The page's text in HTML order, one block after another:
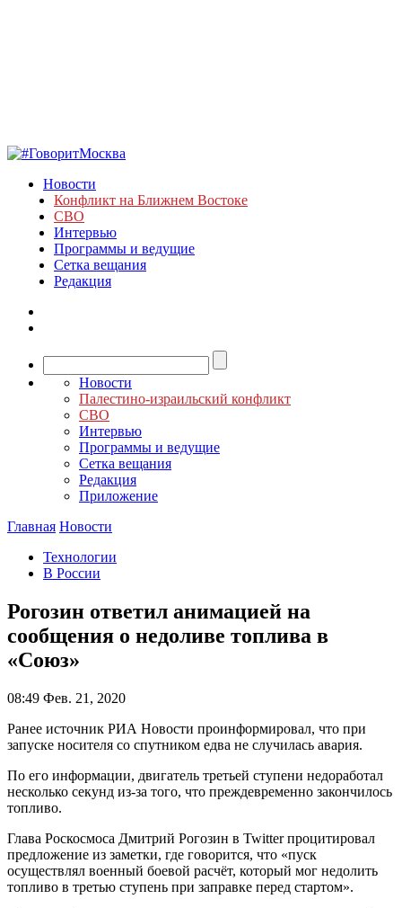
Новости
Конфликт на Ближнем Востоке
СВО
Интервью
Программы и ведущие
Сетка вещания
Редакция
Новости
Палестино-израильский конфликт
СВО
Интервью
Программы и ведущие
Сетка вещания
Редакция
Приложение
Главная Новости
Технологии
В России
Рогозин ответил анимацией на
сообщения о недоливе топлива в
«Союз»
08:49 Фев. 21, 2020
Ранее источник РИА Новости проинформировал, что при
запуске носителя со спутником едва не случилась авария.
По его информации, двигатель третьей ступени недоработал
несколько секунд из-за того, что преждевременно закончилось
топливо.
Глава Роскосмоса Дмитрий Рогозин в Twitter процитировал
предложение из заметки, где говорится, что «пуск
осуществлял военный боевой расчёт, который мог недолить
топливо в третью ступень при заправке перед стартом».